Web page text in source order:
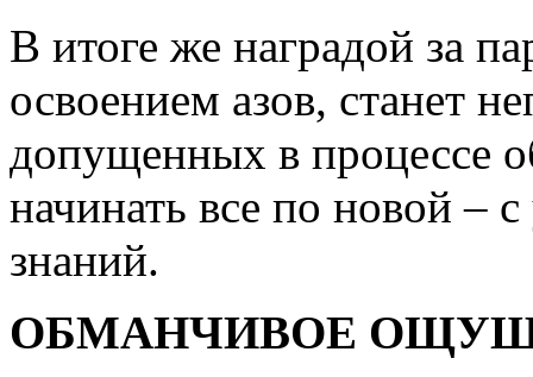
В итоге же наградой за
освоением азов, станет
допущенных в процессе
начинать все по новой –
знаний.
ОБМАНЧИВОЕ